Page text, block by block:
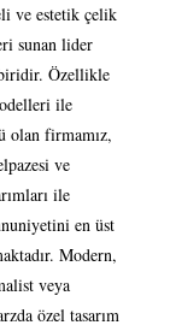
ve estetik çelik
sunan lider
Özellikle
ile
olan firmamız,
ve
ile
en üst
Modern,
veya
özel tasarım